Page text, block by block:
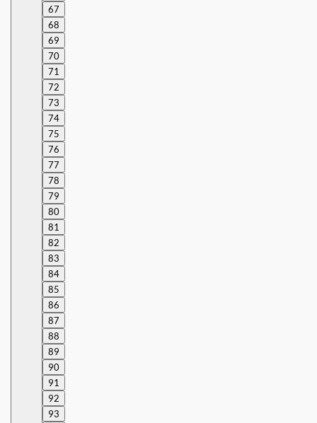
67
68
69
70
71
72
73
74
75
76
77
78
79
80
81
82
83
84
85
86
87
88
89
90
91
92
93